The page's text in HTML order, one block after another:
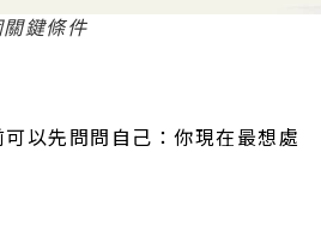
鍵條件
以先問問自己：你現在最想處